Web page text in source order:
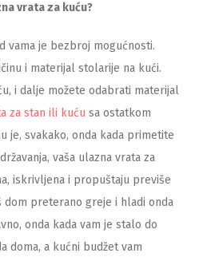
vrata za kuću?
vama je bezbroj mogućnosti.
i materijal stolarije na kući.
i dalje možete odabrati materijal
za stan ili kuću sa ostatkom
je, svakako, onda kada primetite
vaša ulazna vrata za
iskrivljena i propuštaju previše
dom preterano greje i hladi onda
onda kada vam je stalo do
doma, a kućni budžet vam